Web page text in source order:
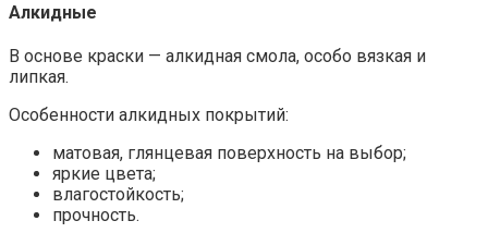
Алкидные
В основе краски — алкидная смола, особо вязкая и
липкая.
Особенности алкидных покрытий:
матовая, глянцевая поверхность на выбор;
яркие цвета;
влагостойкость;
прочность.